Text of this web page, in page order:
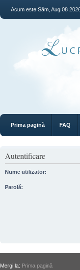
Acum este Sâm, Aug 08
Prima pagină FAQ
Autentificare
Nume utilizator:
Parolă:
Mergi la: Prima pagină